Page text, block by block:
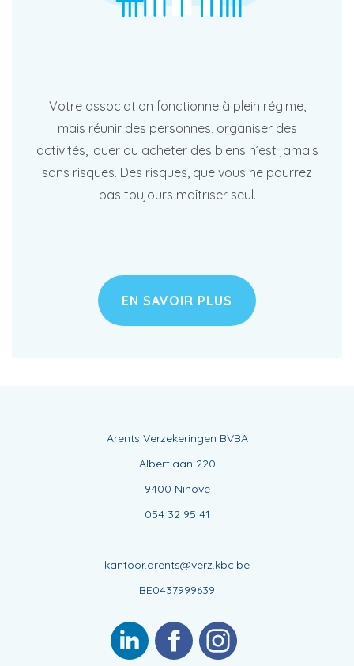
Votre association fonctionne à plein régime,
mais réunir des personnes, organiser des
activités, louer ou acheter des biens n’est jamais
sans risques. Des risques, que vous ne pourrez
pas toujours maîtriser seul.
EN SAVOIR PLUS
Arents Verzekeringen BVBA
Albertlaan 220
9400 Ninove
054 32 95 41
kantoor.arents@verz.kbc.be
BE0437999639